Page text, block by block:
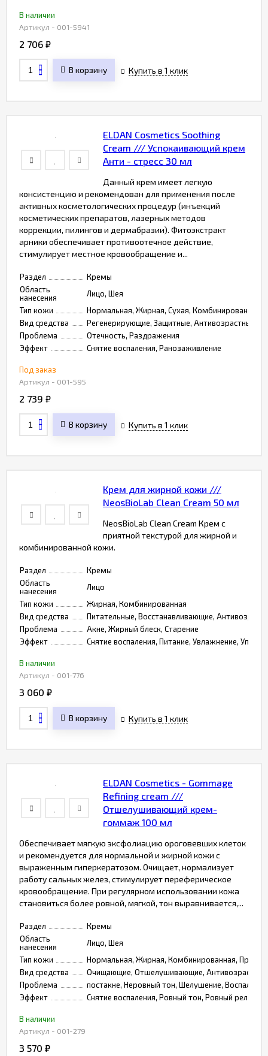
В наличии
Артикул - 001-5941
2 706 ₽
В корзину Купить в 1 клик
ELDAN Cosmetics Soothing
Cream /// Успокаивающий крем
Анти - стресс 30 мл
Данный крем имеет легкую
консистенцию и рекомендован для применения после
активных косметологических процедур (инъекций
косметических препаратов, лазерных методов
коррекции, пилингов и дермабразии). Фитоэкстракт
арники обеспечивает противоотечное действие,
стимулирует местное кровообращение и...
Раздел
Кремы
Область
нанесения
Лицо, Шея
Тип кожи
Нормальная, Жирная, Сухая, Комбинированная,
Вид средства
Регенерирующие, Защитные, Антивозрастные,
Проблема
Отечность, Раздражения
Эффект
Снятие воспаления, Ранозаживление
Под заказ
Артикул - 001-595
2 739 ₽
В корзину Купить в 1 клик
Крем для жирной кожи ///
NeosBioLab Сlean Сream 50 мл
NeosBioLab Сlean Сream Крем с
приятной текстурой для жирной и
комбинированной кожи.
Раздел
Кремы
Область
нанесения
Лицо
Тип кожи
Жирная, Комбинированная
Вид средства
Питательные, Восстанавливающие,
Проблема
Акне, Жирный блеск, Старение
Эффект
Снятие воспаления, Питание, Увлажнение,
В наличии
Артикул - 001-776
3 060 ₽
В корзину Купить в 1 клик
ELDAN Cosmetics - Gommage
Refining cream ///
Отшелушивающий крем-
гоммаж 100 мл
Обеспечивает мягкую эксфолиацию ороговевших клеток
и рекомендуется для нормальной и жирной кожи с
выраженным гиперкератозом. Очищает, нормализует
работу сальных желез, стимулирует переферическое
кровообращение. При регулярном использовании кожа
становиться более ровной, мягкой, тон выравнивается,...
Раздел
Кремы
Область
нанесения
Лицо, Шея
Тип кожи
Нормальная, Жирная, Комбинированная,
Вид средства
Очищающие, Отшелушивающие,
Проблема
постакне, Неровный тон, Шелушение, Воспаления
Эффект
Снятие воспаления, Ровный тон, Ровный рельеф
В наличии
Артикул - 001-279
3 570 ₽